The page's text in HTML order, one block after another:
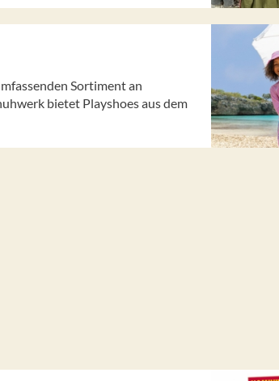
Sortiment an
bietet Playshoes aus dem